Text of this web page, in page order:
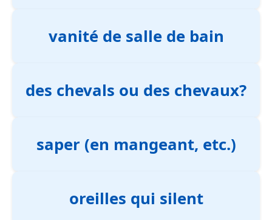
vanité de salle de bain
des chevals ou des chevaux?
saper (en mangeant, etc.)
oreilles qui silent